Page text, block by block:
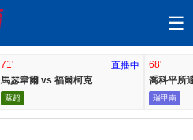
☰
71'
直播中
馬瑟韋爾 vs 福爾柯克
蘇超
68'
喬科平所
瑞甲南